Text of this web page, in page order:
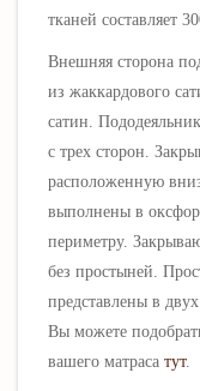
тканей составляет
Внешняя сторона
из жаккардового
сатин.
с трех сторон.
расположенную
выполнены в
периметру.
без простыней.
представлены в
Вы можете
вашего матраса тут.